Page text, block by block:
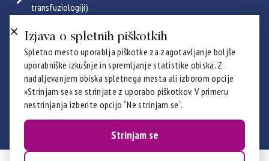
transfuziologiji)
ICRN (Sekcija MS in ZT v pulmologiji)
Poglej vse
Certifikati
Izjava o spletnih piškotkih
Spletno mesto uporablja piškotke za zagotavljanje boljše
uporabniške izkušnje in spremljanje statistike obiska. Z
nadaljevanjem obiska spletnega mesta ali izborom opcije
»Strinjam se« se strinjate z uporabo piškotkov. V primeru
nestrinjanja izberite opcijo “Ne strinjam se”.
Strinjam se